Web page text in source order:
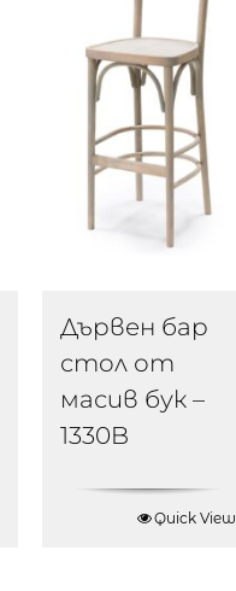
Дървен бар
стол от
масив бук –
1330B
Quick View